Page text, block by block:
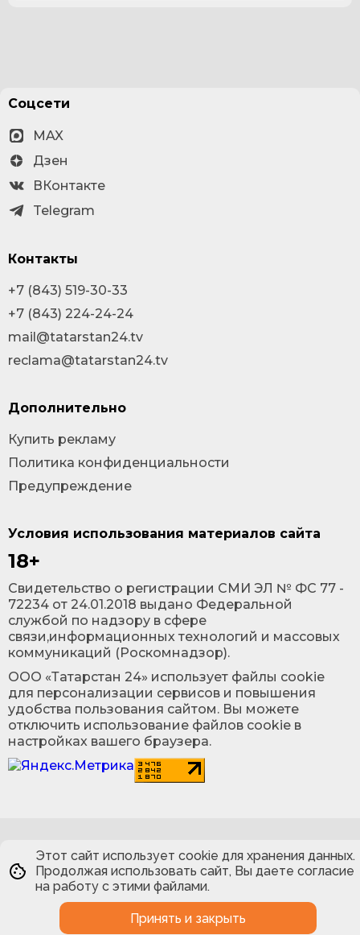
Условия использования материалов сайта
18+
Cвидетельство о регистрации СМИ ЭЛ № ФС 77 -
72234 от 24.01.2018 выдано Федеральной
службой по надзору в сфере
связи,информационных технологий и массовых
коммуникаций (Роскомнадзор).
ООО «Татарстан 24» использует файлы cookie
для персонализации сервисов и повышения
удобства пользования сайтом. Вы можете
отключить использование файлов cookie в
настройках вашего браузера.
Соцсети
MAX
Дзен
ВКонтакте
Telegram
Контакты
+7 (843) 519-30-33
+7 (843) 224-24-24
mail@tatarstan24.tv
reclama@tatarstan24.tv
Дополнительно
Купить рекламу
Политика конфиденциальности
Предупреждение
Этот сайт использует cookie для хранения данных.
Продолжая использовать сайт, Вы даете согласие
на работу с этими файлами.
Принять и закрыть